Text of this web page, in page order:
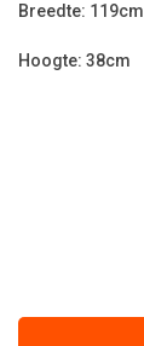
Breedte: 119cm
Hoogte: 38cm